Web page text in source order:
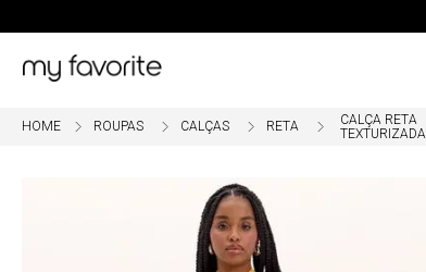
ROUPAS CALÇAS RETA
CALÇA RETA
TEXTURIZADA